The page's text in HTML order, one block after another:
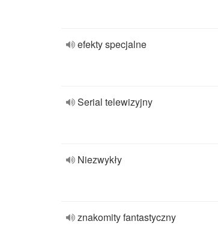
efekty specjalne
Serial telewizyjny
Niezwykły
znakomity fantastyczny